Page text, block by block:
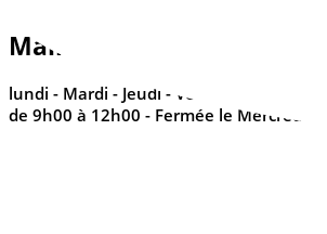
Mairie de Réville - ses
lundi - Mardi - Jeudi - Vendredi - Samedi
de 9h00 à 12h00 - Fermée le Mercredi